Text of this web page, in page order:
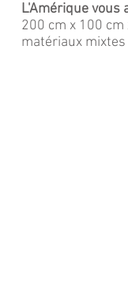
L'Amérique vous
200 cm x 100 cm
matériaux mixtes